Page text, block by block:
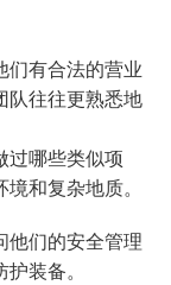
们有合法的营业
队往往更熟悉地
过哪些类似项
和复杂地质。
他们的安全管理
装备。